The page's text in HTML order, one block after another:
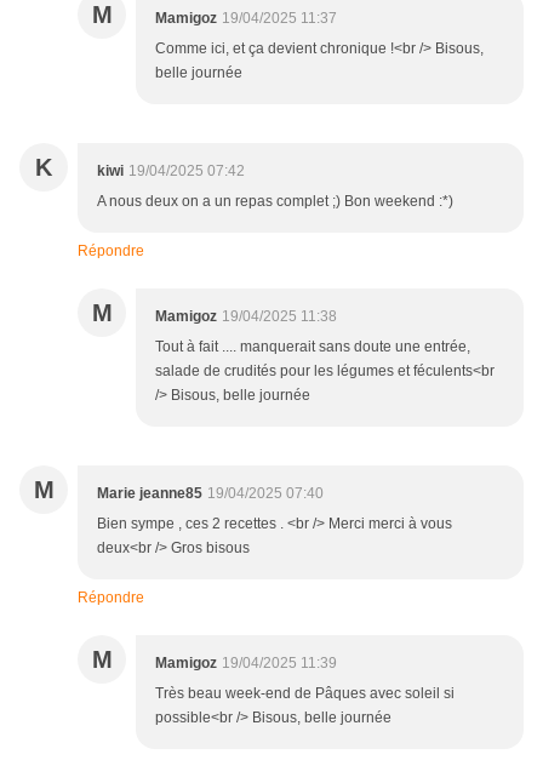
M Mamigoz 19/04/2025 11:37
Comme ici, et ça devient chronique !<br /> Bisous,
belle journée
K kiwi 19/04/2025 07:42
A nous deux on a un repas complet ;) Bon weekend :*)
Répondre
M Mamigoz 19/04/2025 11:38
Tout à fait .... manquerait sans doute une entrée,
salade de crudités pour les légumes et féculents<br
/> Bisous, belle journée
M Marie jeanne85 19/04/2025 07:40
Bien sympe , ces 2 recettes . <br /> Merci merci à vous
deux<br /> Gros bisous
Répondre
M Mamigoz 19/04/2025 11:39
Très beau week-end de Pâques avec soleil si
possible<br /> Bisous, belle journée